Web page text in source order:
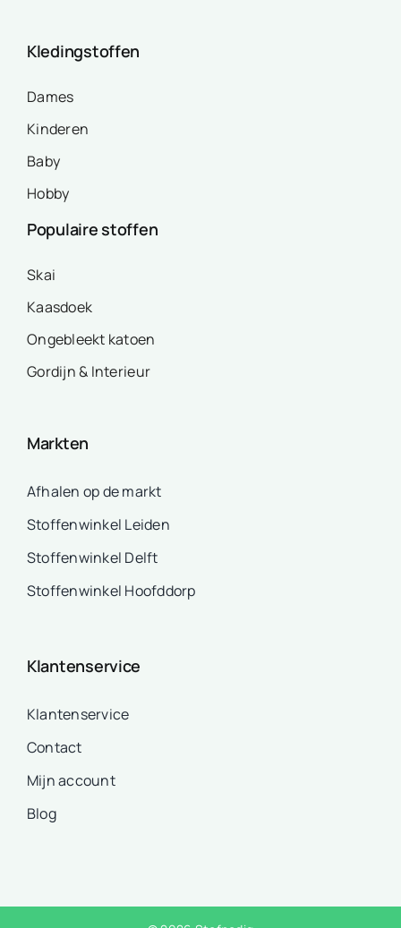
Kledingstoffen
Dames
Kinderen
Baby
Hobby
Populaire stoffen
Skai
Kaasdoek
Ongebleekt katoen
Gordijn & Interieur
Markten
Afhalen op de markt
Stoffenwinkel Leiden
Stoffenwinkel Delft
Stoffenwinkel Hoofddorp
Klantenservice
Klantenservice
Contact
Mijn account
Blog